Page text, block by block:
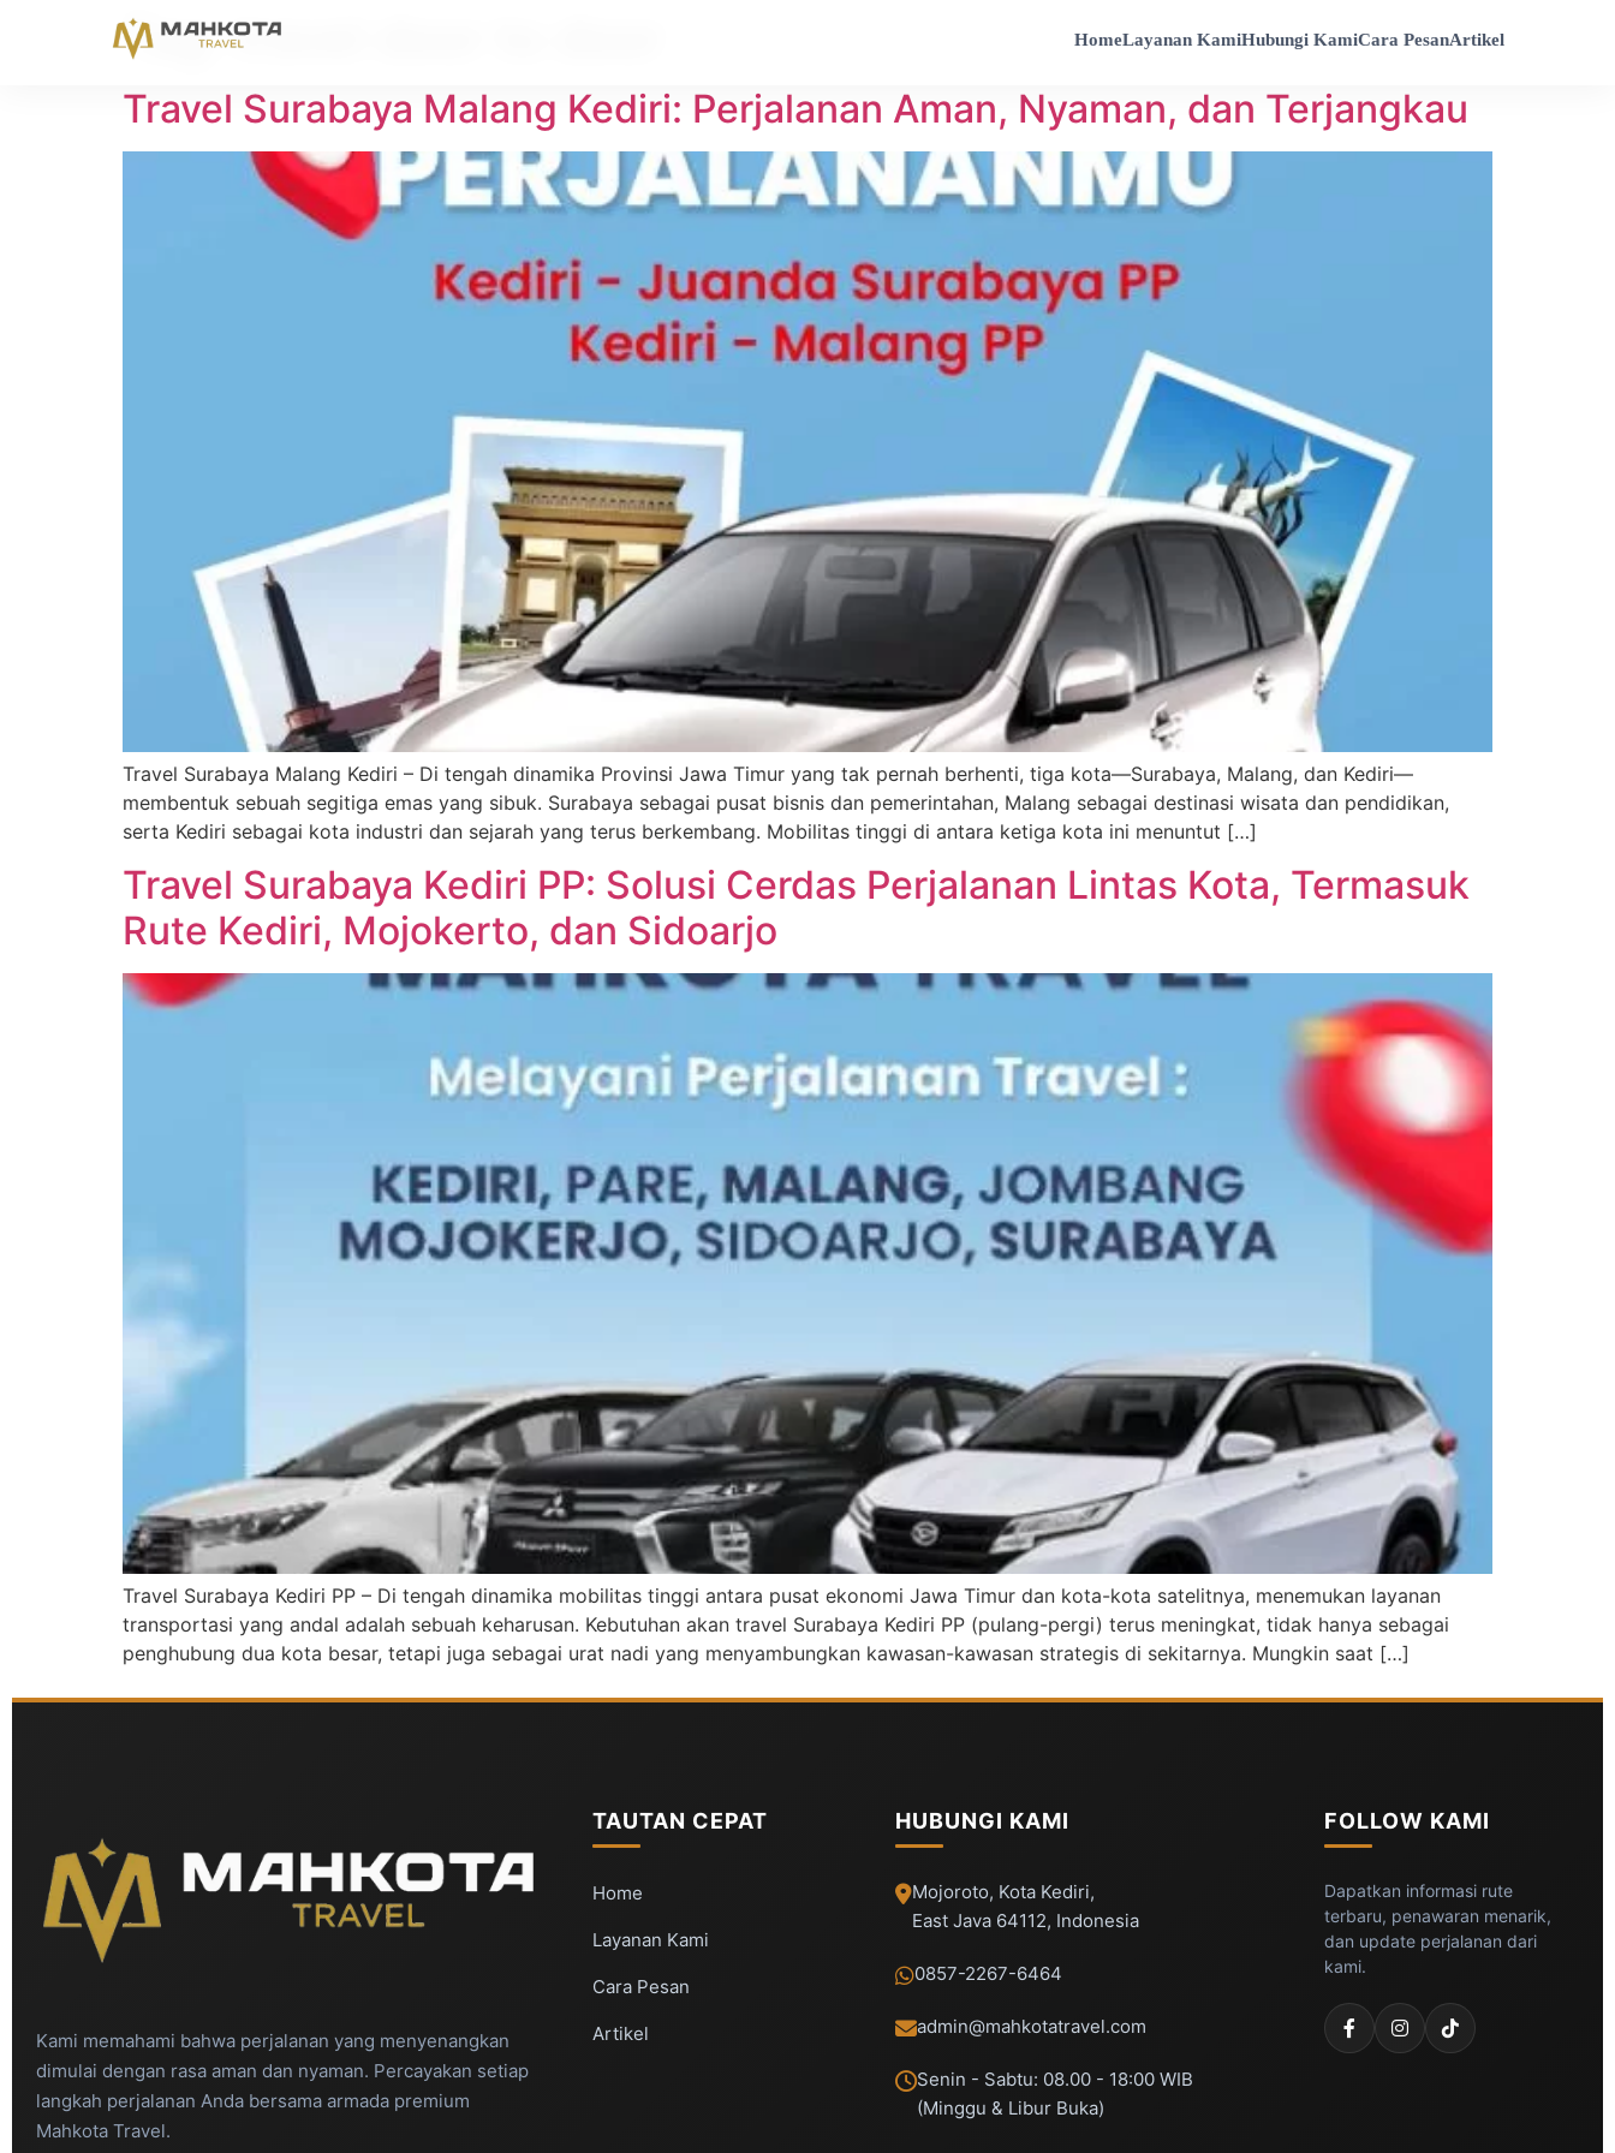
HomeLayanan KamiHubungi KamiCara PesanArtikel
Tag:travel door to door
Travel Surabaya Malang Kediri: Perjalanan Aman, Nyaman, dan Terjangkau
Travel Surabaya Malang Kediri – Di tengah dinamika Provinsi Jawa Timur yang tak pernah berhenti, tiga kota—Surabaya, Malang, dan Kediri—
membentuk sebuah segitiga emas yang sibuk. Surabaya sebagai pusat bisnis dan pemerintahan, Malang sebagai destinasi wisata dan pendidikan,
serta Kediri sebagai kota industri dan sejarah yang terus berkembang. Mobilitas tinggi di antara ketiga kota ini menuntut […]
Travel Surabaya Kediri PP: Solusi Cerdas Perjalanan Lintas Kota, Termasuk
Rute Kediri, Mojokerto, dan Sidoarjo
Travel Surabaya Kediri PP – Di tengah dinamika mobilitas tinggi antara pusat ekonomi Jawa Timur dan kota-kota satelitnya, menemukan layanan
transportasi yang andal adalah sebuah keharusan. Kebutuhan akan travel Surabaya Kediri PP (pulang-pergi) terus meningkat, tidak hanya sebagai
penghubung dua kota besar, tetapi juga sebagai urat nadi yang menyambungkan kawasan-kawasan strategis di sekitarnya. Mungkin saat […]
Kami memahami bahwa perjalanan yang menyenangkan
dimulai dengan rasa aman dan nyaman. Percayakan setiap
langkah perjalanan Anda bersama armada premium
Mahkota Travel.
TAUTAN CEPAT
Home
Layanan Kami
Cara Pesan
Artikel
HUBUNGI KAMI
Mojoroto, Kota Kediri,
East Java 64112, Indonesia
0857-2267-6464
admin@mahkotatravel.com
Senin - Sabtu: 08.00 - 18:00 WIB
(Minggu & Libur Buka)
FOLLOW KAMI
Dapatkan informasi rute
terbaru, penawaran menarik,
dan update perjalanan dari
kami.